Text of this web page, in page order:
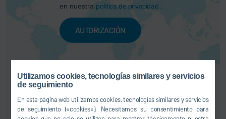
Utilizamos cookies, tecnologías similares y servicios
de seguimiento
En esta página web utilizamos cookies, tecnologías similares y servicios
de seguimiento («cookies»). Necesitamos su consentimiento para
en nuestra política de privacidad
AUTORIZACIÓN